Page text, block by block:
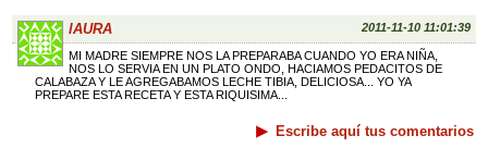
lAURA 2011-11-10 11:01:39
MI MADRE SIEMPRE NOS LA PREPARABA CUANDO YO ERA NIÑA,
NOS LO SERVIA EN UN PLATO ONDO, HACIAMOS PEDACITOS DE
CALABAZA Y LE AGREGABAMOS LECHE TIBIA, DELICIOSA... YO YA
PREPARE ESTA RECETA Y ESTA RIQUISIMA...
Escribe aquí tus comentarios